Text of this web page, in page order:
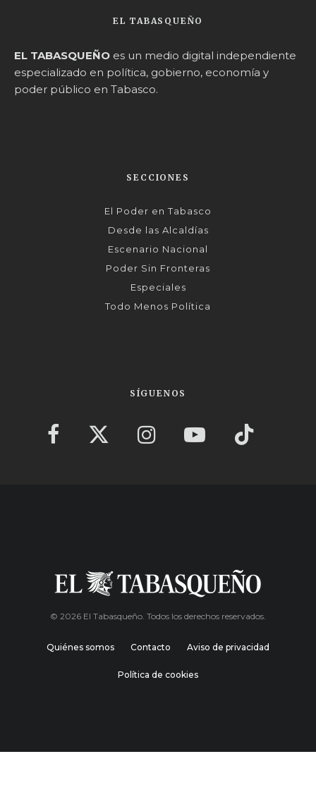
EL TABASQUEÑO
EL TABASQUEÑO es un medio digital independiente
especializado en política, gobierno, economía y
poder público en Tabasco.
SECCIONES
El Poder en Tabasco
Desde las Alcaldías
Escenario Nacional
Poder Sin Fronteras
Especiales
Todo Menos Política
SÍGUENOS
© 2026 El Tabasqueño. Todos los derechos reservados.
Quiénes somos Contacto Aviso de privacidad
Política de cookies